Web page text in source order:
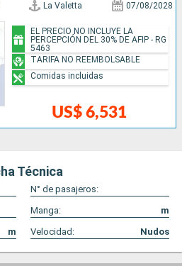
La Valetta 07/08/2028
US$ 6,531
EL PRECIO NO INCLUYE LA
PERCEPCIÓN DEL 30% DE AFIP - RG
5463
TARIFA NO REEMBOLSABLE
Comidas incluidas
Técnica
N° de pasajeros:
Manga:
m
m Velocidad: Nudos